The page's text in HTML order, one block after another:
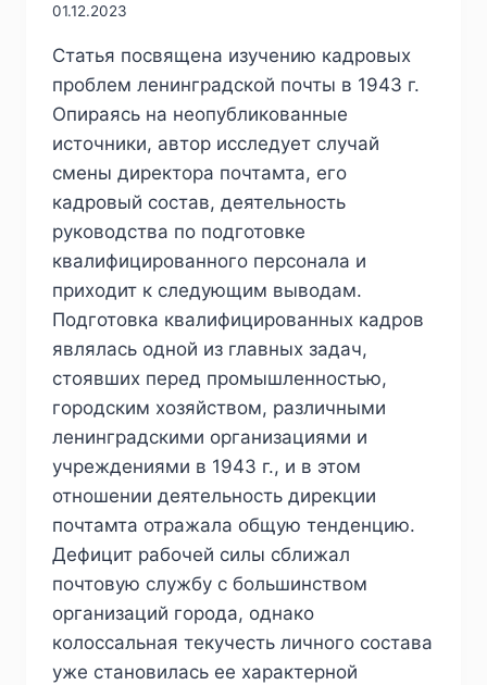
01.12.2023
Статья посвящена изучению кадровых
проблем ленинградской почты в 1943 г.
Опираясь на неопубликованные
источники, автор исследует случай
смены директора почтамта, его
кадровый состав, деятельность
руководства по подготовке
квалифицированного персонала и
приходит к следующим выводам.
Подготовка квалифицированных кадров
являлась одной из главных задач,
стоявших перед промышленностью,
городским хозяйством, различными
ленинградскими организациями и
учреждениями в 1943 г., и в этом
отношении деятельность дирекции
почтамта отражала общую тенденцию.
Дефицит рабочей силы сближал
почтовую службу с большинством
организаций города, однако
колоссальная текучесть личного состава
уже становилась ее характерной